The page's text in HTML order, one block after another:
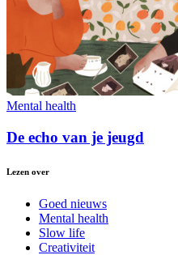
Mental health
De echo van je jeugd
Lezen over
Goed nieuws
Mental health
Slow life
Creativiteit